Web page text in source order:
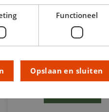
kortingen op
geselecteerde
papier &
-
Functioneel
Opslaan en sluiten